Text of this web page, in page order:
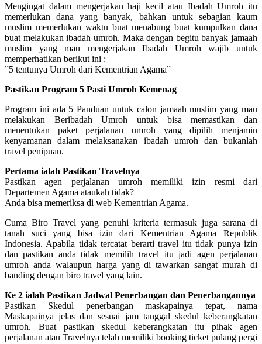
Mengingat dalam mengerjakan haji kecil atau Ibadah Umroh itu
memerlukan dana yang banyak, bahkan untuk sebagian kaum
muslim memerlukan waktu buat menabung buat kumpulkan dana
buat melakukan ibadah umroh. Maka dengan begitu banyak jamaah
muslim yang mau mengerjakan Ibadah Umroh wajib untuk
memperhatikan berikut ini :
”5 tentunya Umroh dari Kementrian Agama”
Pastikan Program 5 Pasti Umroh Kemenag
Program ini ada 5 Panduan untuk calon jamaah muslim yang mau
melakukan Beribadah Umroh untuk bisa memastikan dan
menentukan paket perjalanan umroh yang dipilih menjamin
kenyamanan dalam melaksanakan ibadah umroh dan bukanlah
travel penipuan.
Pertama ialah Pastikan Travelnya
Pastikan agen perjalanan umroh memiliki izin resmi dari
Departemen Agama ataukah tidak?
Anda bisa memeriksa di web Kementrian Agama.
Cuma Biro Travel yang penuhi kriteria termasuk juga sarana di
tanah suci yang bisa izin dari Kementrian Agama Republik
Indonesia. Apabila tidak tercatat berarti travel itu tidak punya izin
dan pastikan anda tidak memilih travel itu jadi agen perjalanan
umroh anda walaupun harga yang di tawarkan sangat murah di
banding dengan biro travel yang lain.
Ke 2 ialah Pastikan Jadwal Penerbangan dan Penerbangannya
Pastikan Skedul penerbangan maskapainya tepat, nama
Maskapainya jelas dan sesuai jam tanggal skedul keberangkatan
umroh. Buat pastikan skedul keberangkatan itu pihak agen
perjalanan atau Travelnya telah memiliki booking ticket pulang pergi